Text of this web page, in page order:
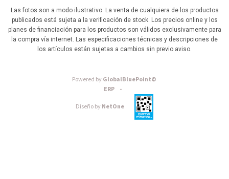
Las fotos son a modo ilustrativo. La venta de cualquiera de los productos
publicados está sujeta a la verificación de stock. Los precios online y los
planes de financiación para los productos son válidos exclusivamente para
la compra vía internet. Las especificaciones técnicas y descripciones de
los artículos están sujetas a cambios sin previo aviso.
Powered byGlobalBluePoint©
ERP -
Diseño byNetOne